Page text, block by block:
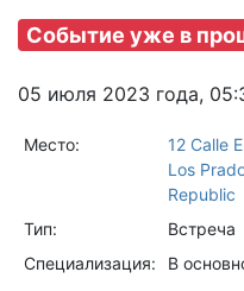
Событие уже в
05 июля 2023 года,
Место:
12 Calle
Los
Republic
Тип:
Встреча
Специализация:
В